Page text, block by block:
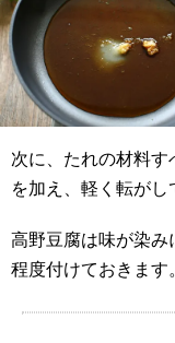
次に、たれの材料
を加え、軽く転がし
高野豆腐は味が染み
程度付けておきます